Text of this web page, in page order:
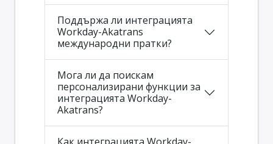
Поддържа ли интеграцията
Workday-Akatrans
международни пратки?
Мога ли да поискам
персонализирани функции за
интеграцията Workday-
Akatrans?